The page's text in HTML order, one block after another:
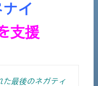
イ
支援
た最後のネガティ